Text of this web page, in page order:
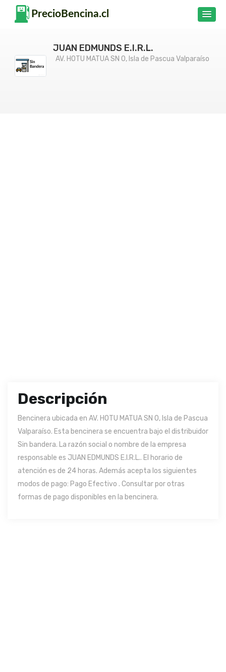
JUAN EDMUNDS E.I.R.L.
AV. HOTU MATUA SN 0, Isla de Pascua Valparaíso
Descripción
Bencinera ubicada en AV. HOTU MATUA SN 0, Isla de Pascua
Valparaíso. Esta bencinera se encuentra bajo el distribuidor
Sin bandera. La razón social o nombre de la empresa
responsable es JUAN EDMUNDS E.I.R.L.. El horario de
atención es de 24 horas. Además acepta los siguientes
modos de pago: Pago Efectivo . Consultar por otras
formas de pago disponibles en la bencinera.